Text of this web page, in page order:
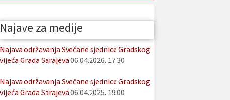
Najave za medije
Najava održavanja Svečane sjednice Gradskog
vijeća Grada Sarajeva 06.04.2026. 17:30
Najava održavanja Svečane sjednice Gradskog
vijeća Grada Sarajeva 06.04.2025. 19:00